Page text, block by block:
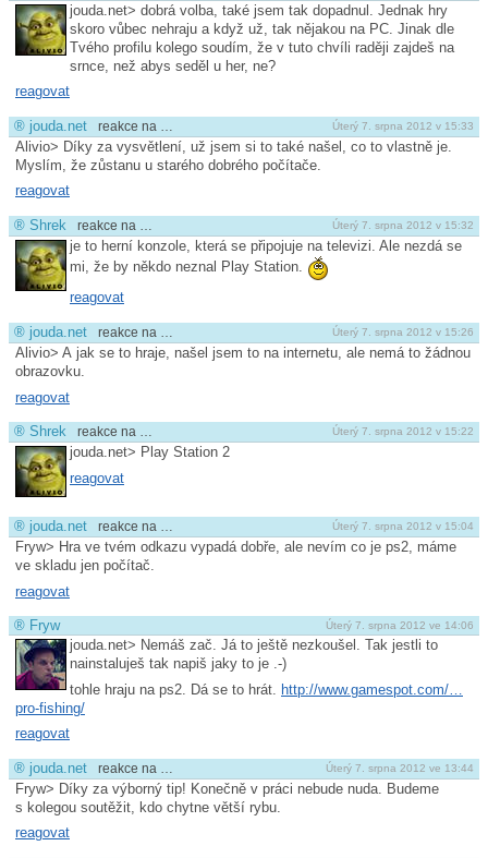
jouda.net> dobrá volba, také jsem tak dopadnul. Jednak hry
skoro vůbec nehraju a když už, tak nějakou na PC. Jinak dle
Tvého profilu kolego soudím, že v tuto chvíli raději zajdeš na
srnce, než abys seděl u her, ne?
reagovat
Úterý 7. srpna 2012 v 15:33
® jouda.net reakce na …
Alivio> Díky za vysvětlení, už jsem si to také našel, co to vlastně je.
Myslím, že zůstanu u starého dobrého počítače.
reagovat
Úterý 7. srpna 2012 v 15:32
® Shrek reakce na …
je to herní konzole, která se připojuje na televizi. Ale nezdá se
mi, že by někdo neznal Play Station.
reagovat
Úterý 7. srpna 2012 v 15:26
® jouda.net reakce na …
Alivio> A jak se to hraje, našel jsem to na internetu, ale nemá to žádnou
obrazovku.
reagovat
Úterý 7. srpna 2012 v 15:22
® Shrek reakce na …
jouda.net> Play Station 2
reagovat
Úterý 7. srpna 2012 v 15:04
® jouda.net reakce na …
Fryw> Hra ve tvém odkazu vypadá dobře, ale nevím co je ps2, máme
ve skladu jen počítač.
reagovat
Úterý 7. srpna 2012 ve 14:06
® Fryw
jouda.net> Nemáš zač. Já to ještě nezkoušel. Tak jestli to
nainstaluješ tak napiš jaky to je .-)
tohle hraju na ps2. Dá se to hrát.
http://www.gamespot.com/…
pro-fishing/
reagovat
Úterý 7. srpna 2012 ve 13:44
® jouda.net reakce na …
Fryw> Díky za výborný tip! Konečně v práci nebude nuda. Budeme
s kolegou soutěžit, kdo chytne větší rybu.
reagovat